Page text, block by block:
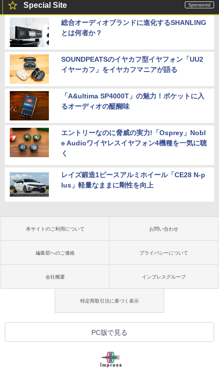
Special Site
総合オーディオブランドに進化するSHANLING
とは何者か？
SOUNDPEATSのイヤカフ型イヤフォン「UU2
イヤーカフ」をイヤカフマニアが語る
「A&ultima SP4000T」の魅力！ポケットに入
るオーディオの醍醐味
エントリーなのに脅威の実力!「Osprey」Nobl
e Audioワイヤレスイヤフォン4機種を一気に聴
く
レイズ鍛造1ピースアルミホイール「CE28 N-p
lus」軽量なままに剛性を向上
本サイトのご利用について お問い合わせ
編集部へのご連絡 プライバシーについて
会社概要 インプレスグループ
特定商取引法に基づく表示
PC版で見る